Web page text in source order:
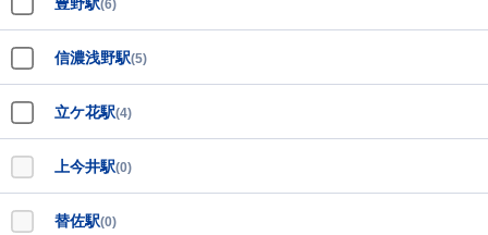
(6)
信濃浅野駅(5)
立ケ花駅(4)
上今井駅(0)
替佐駅(0)